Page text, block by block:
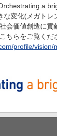
a
な変化(メガトレ
会価値創造に貢
ちらをご覧くだ
profile/vision/